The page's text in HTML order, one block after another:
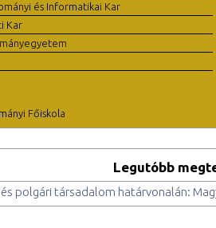
és Informatikai Kar
Kar
Főiskola
Legutóbb
és polgári társadalom határvonalán: